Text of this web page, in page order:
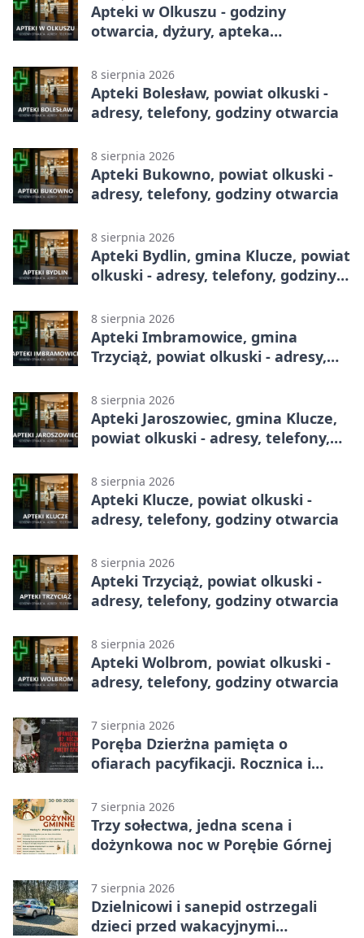
Apteki w Olkuszu - godziny
otwarcia, dyżury, apteka
8 sierpnia 2026
Apteki Bolesław, powiat olkuski -
adresy, telefony, godziny otwarcia
8 sierpnia 2026
Apteki Bukowno, powiat olkuski -
adresy, telefony, godziny otwarcia
8 sierpnia 2026
Apteki Bydlin, gmina Klucze, powiat
olkuski - adresy, telefony, godziny
8 sierpnia 2026
Apteki Imbramowice, gmina
Trzyciąż, powiat olkuski - adresy,
8 sierpnia 2026
Apteki Jaroszowiec, gmina Klucze,
powiat olkuski - adresy, telefony,
8 sierpnia 2026
Apteki Klucze, powiat olkuski -
adresy, telefony, godziny otwarcia
8 sierpnia 2026
Apteki Trzyciąż, powiat olkuski -
adresy, telefony, godziny otwarcia
8 sierpnia 2026
Apteki Wolbrom, powiat olkuski -
adresy, telefony, godziny otwarcia
7 sierpnia 2026
Poręba Dzierżna pamięta o
ofiarach pacyfikacji. Rocznica i
7 sierpnia 2026
Trzy sołectwa, jedna scena i
dożynkowa noc w Porębie Górnej
7 sierpnia 2026
Dzielnicowi i sanepid ostrzegali
dzieci przed wakacyjnymi